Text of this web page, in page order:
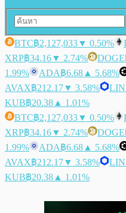
BTC฿2,127,033▼ 0.50%
XRP฿34.16▼ 2.74% DOGE
1.99%
ADA฿6.68 ▲ 5.68%
AVAX฿212.17▼ 3.58%
KUB฿20.38 ▲ 1.01%
BTC฿2,127,033▼ 0.50%
XRP฿34.16▼ 2.74% DOGE
1.99%
ADA฿6.68 ▲ 5.68%
AVAX฿212.17▼ 3.58%
KUB฿20.38 ▲ 1.01%